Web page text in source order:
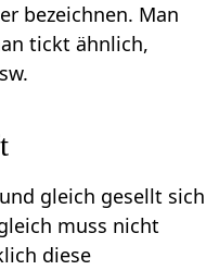
bezeichnen. Man
tickt ähnlich,
gleich gesellt sich
muss nicht
diese